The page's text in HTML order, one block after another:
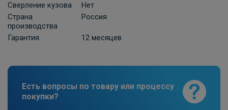
11 740 ₽
Сверление кузова
Нет
Страна
производства
Россия
Гарантия 12 месяцев
Есть вопросы по товару или процессу
покупки?